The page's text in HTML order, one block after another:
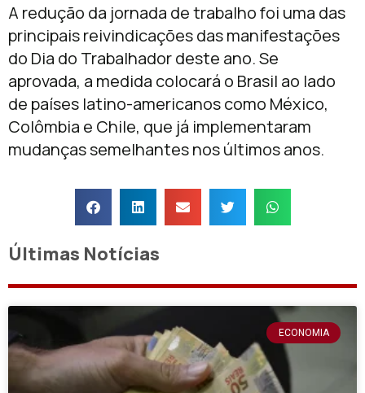
A redução da jornada de trabalho foi uma das
principais reivindicações das manifestações
do Dia do Trabalhador deste ano. Se
aprovada, a medida colocará o Brasil ao lado
de países latino-americanos como México,
Colômbia e Chile, que já implementaram
mudanças semelhantes nos últimos anos.
Últimas Notícias
ECONOMIA